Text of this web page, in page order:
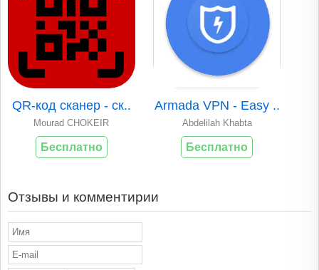
QR-код сканер - ск..
Mourad CHOKEIR
Бесплатно
Armada VPN - Easy ..
Abdelilah Khabta
Бесплатно
Отзывы и комментирии